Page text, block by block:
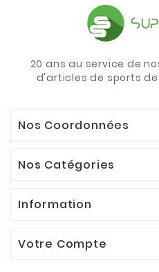
20 ans au service de
d'articles de sports
Nos Coordonnées
Nos Catégories
Information
Votre Compte